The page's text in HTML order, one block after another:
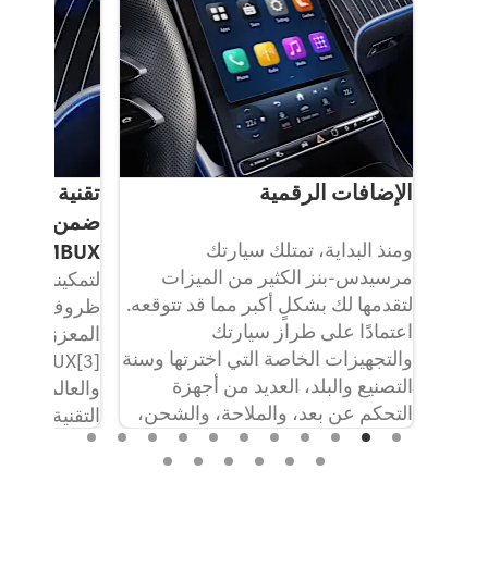
الإضافات الرقمية
ومنذ البداية، تمتلك سيارتك
مرسيدس-بنز الكثير من الميزات
لتقدمها لك بشكلٍ أكبر مما قد تتوقعه.
اعتمادًا على طراز سيارتك
والتجهيزات الخاصة التي اخترتها وسنة
التصنيع والبلد، العديد من أجهزة
التحكم عن بعد، والملاحة، والشحن،
ونظام حماية السيارة الشامل Guard
360°، والإضافات الرقمية الترفيهية
تقنية
ضمن نظام
MBUX
لتمكينك
ظروف
المعزز ضمن
والعالم
التقنية بين
ومعلومات